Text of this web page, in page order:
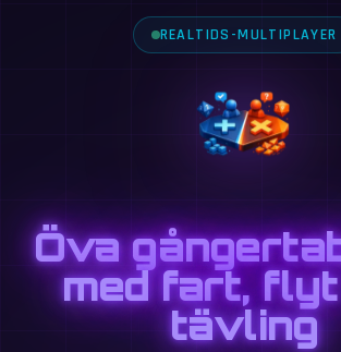
REALTIDS-MULTIPLAYER
Öva
med fart,
tävling